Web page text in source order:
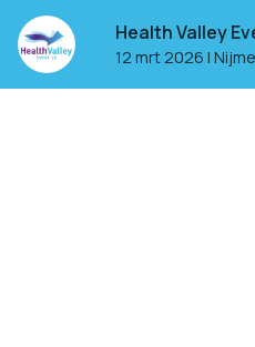
Health Valley
12 mrt 2026 |